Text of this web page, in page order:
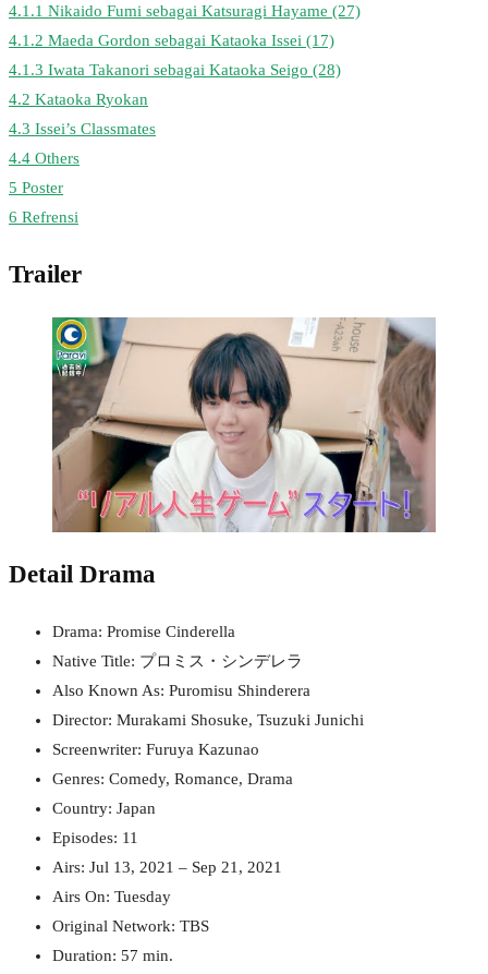
4.1.1 Nikaido Fumi sebagai Katsuragi Hayame (27)
4.1.2 Maeda Gordon sebagai Kataoka Issei (17)
4.1.3 Iwata Takanori sebagai Kataoka Seigo (28)
4.2 Kataoka Ryokan
4.3 Issei’s Classmates
4.4 Others
5 Poster
6 Refrensi
Trailer
Detail Drama
Drama: Promise Cinderella
Native Title: プロミス・シンデレラ
Also Known As: Puromisu Shinderera
Director: Murakami Shosuke, Tsuzuki Junichi
Screenwriter: Furuya Kazunao
Genres: Comedy, Romance, Drama
Country: Japan
Episodes: 11
Airs: Jul 13, 2021 – Sep 21, 2021
Airs On: Tuesday
Original Network: TBS
Duration: 57 min.